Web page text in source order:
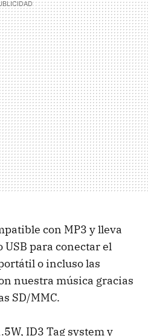
con MP3 y lleva
para conectar el
o incluso las
nuestra música gracias
SD/MMC.
ID3 Tag system y